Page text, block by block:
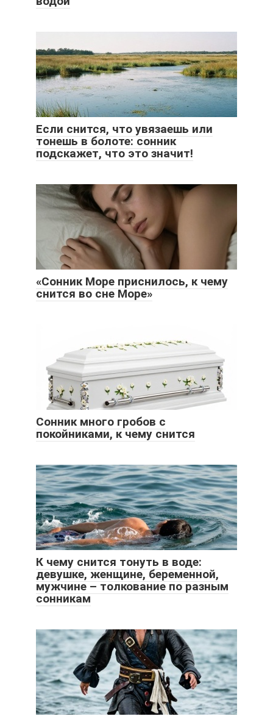
Если снится, что увязаешь или
тонешь в болоте: сонник
подскажет, что это значит!
«Сонник Море приснилось, к чему
снится во сне Море»
Сонник много гробов с
покойниками, к чему снится
К чему снится тонуть в воде:
девушке, женщине, беременной,
мужчине – толкование по разным
сонникам